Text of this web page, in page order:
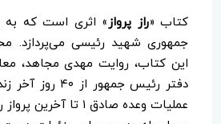
کتاب «راز پرواز » اثری است که به
جمهوری شهید رئیسی می‌پردازد.
این کتاب، روایت مهدی مجاهد،
دفتر رئیس جمهور
عملیات وعده صادق ۱ تا